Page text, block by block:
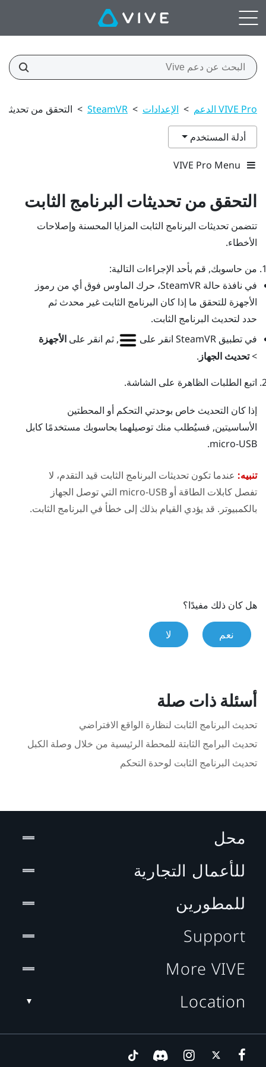
VIVE Pro الدعم > الإعدادات >
SteamVR
> التحقق من تحديثات
أدلة المستخدم
VIVE Pro Menu
التحقق من تحديثات البرنامج الثابت
تتضمن تحديثات البرنامج الثابت المزايا المحسنة وإصلاحات
الأخطاء.
من حاسوبك, قم بأحد الإجراءات التالية:
في نافذة حالة SteamVR، حرك الماوس فوق أي من رموز
الأجهزة للتحقق ما إذا كان البرنامج الثابت غير محدث ثم
حدد لتحديث البرنامج الثابت.
في تطبيق SteamVR انقر على , ثم انقر على الأجهزة
>تحديث الجهاز .
اتبع الطلبات الظاهرة على الشاشة.
إذا كان التحديث خاص بوحدتي التحكم أو المحطتين
الأساسيتين, فسيُطلب منك توصيلهما بحاسوبك مستخدمًا كابل
micro-USB.
تنبيه: عندما تكون تحديثات البرنامج الثابت قيد التقدم، لا
تفصل كابلات الطاقة أو micro-USB التي توصل الجهاز
بالكمبيوتر. قد يؤدي القيام بذلك إلى خطأ في البرنامج الثابت.
هل كان ذلك مفيدًا؟
نعم لا
أسئلة ذات صلة
تحديث البرنامج الثابت لنظارة الواقع الافتراضي
تحديث البرامج الثابتة للمحطة الرئيسية من خلال وصلة الكبل
تحديث البرنامج الثابت لوحدة التحكم
محل
للأعمال التجارية
للمطورين
Support
More VIVE
Location